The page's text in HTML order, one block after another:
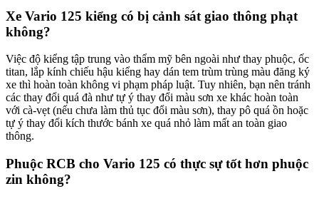
Xe Vario 125 kiểng có bị cảnh sát giao thông phạt
không?
Việc độ kiểng tập trung vào thẩm mỹ bên ngoài như thay phuộc, ốc
titan, lắp kính chiếu hậu kiểng hay dán tem trùm trùng màu đăng ký
xe thì hoàn toàn không vi phạm pháp luật. Tuy nhiên, bạn nên tránh
các thay đổi quá đà như tự ý thay đổi màu sơn xe khác hoàn toàn
với cà-vẹt (nếu chưa làm thủ tục đổi màu sơn), thay pô quá ồn hoặc
tự ý thay đổi kích thước bánh xe quá nhỏ làm mất an toàn giao
thông.
Phuộc RCB cho Vario 125 có thực sự tốt hơn phuộc
zin không?